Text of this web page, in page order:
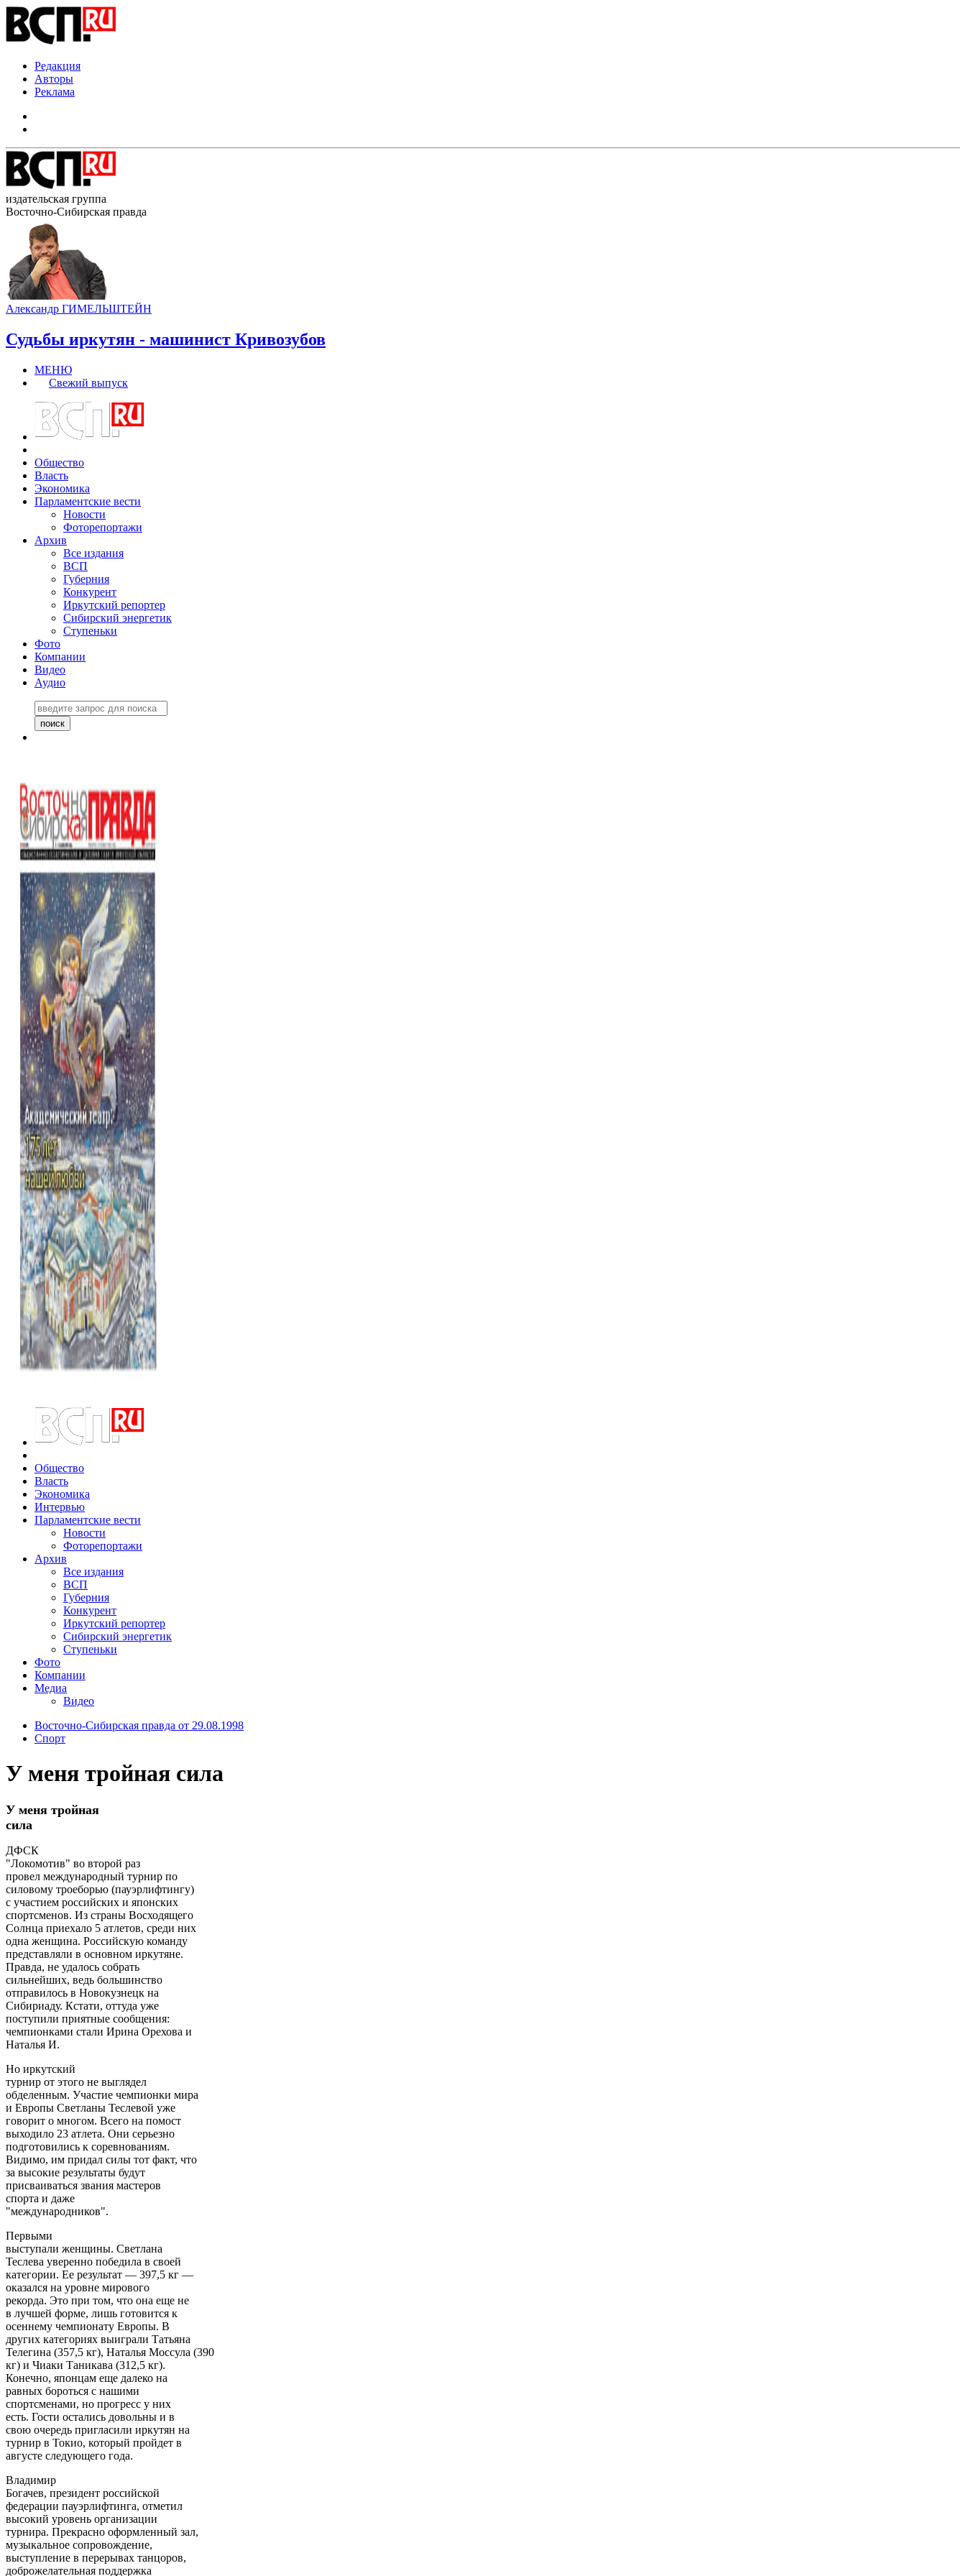
Редакция
Авторы
Реклама
издательская группа
Восточно-Сибирская правда
Александр ГИМЕЛЬШТЕЙН
Судьбы иркутян - машинист Кривозубов
МЕНЮ
Свежий выпуск
Общество
Власть
Экономика
Парламентские вести
Новости
Фоторепортажи
Архив
Все издания
ВСП
Губерния
Конкурент
Иркутский репортер
Сибирский энергетик
Ступеньки
Фото
Компании
Видео
Аудио
Общество
Власть
Экономика
Интервью
Парламентские вести
Новости
Фоторепортажи
Архив
Все издания
ВСП
Губерния
Конкурент
Иркутский репортер
Сибирский энергетик
Ступеньки
Фото
Компании
Медиа
Видео
Восточно-Сибирская правда от 29.08.1998
Спорт
У меня тройная сила
У меня тройная
сила
ДФСК
"Локомотив" во второй раз
провел международный турнир по
силовому троеборью (пауэрлифтингу)
с участием российских и японских
спортсменов. Из страны Восходящего
Солнца приехало 5 атлетов, среди них
одна женщина. Российскую команду
представляли в основном иркутяне.
Правда, не удалось собрать
сильнейших, ведь большинство
отправилось в Новокузнецк на
Сибириаду. Кстати, оттуда уже
поступили приятные сообщения:
чемпионками стали Ирина Орехова и
Наталья И.
Но иркутский
турнир от этого не выглядел
обделенным. Участие чемпионки мира
и Европы Светланы Теслевой уже
говорит о многом. Всего на помост
выходило 23 атлета. Они серьезно
подготовились к соревнованиям.
Видимо, им придал силы тот факт, что
за высокие результаты будут
присваиваться звания мастеров
спорта и даже
"международников".
Первыми
выступали женщины. Светлана
Теслева уверенно победила в своей
категории. Ее результат — 397,5 кг —
оказался на уровне мирового
рекорда. Это при том, что она еще не
в лучшей форме, лишь готовится к
осеннему чемпионату Европы. В
других категориях выиграли Татьяна
Телегина (357,5 кг), Наталья Моссула (390
кг) и Чиаки Таникава (312,5 кг).
Конечно, японцам еще далеко на
равных бороться с нашими
спортсменами, но прогресс у них
есть. Гости остались довольны и в
свою очередь пригласили иркутян на
турнир в Токио, который пройдет в
августе следующего года.
Владимир
Богачев, президент российской
федерации пауэрлифтинга, отметил
высокий уровень организации
турнира. Прекрасно оформленный зал,
музыкальное сопровождение,
выступление в перерывах танцоров,
доброжелательная поддержка